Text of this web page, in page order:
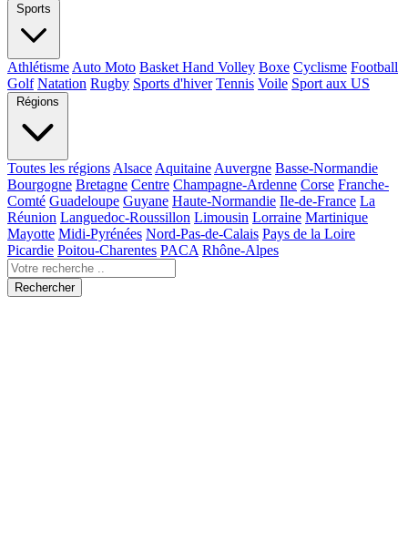
Sports
Athlétisme Auto Moto Basket Hand Volley Boxe Cyclisme Football
Golf Natation Rugby Sports d'hiver Tennis Voile Sport aux US
Régions
Toutes les régions Alsace Aquitaine Auvergne Basse-Normandie
Bourgogne Bretagne Centre Champagne-Ardenne Corse Franche-
Comté Guadeloupe Guyane Haute-Normandie Ile-de-France La
Réunion Languedoc-Roussillon Limousin Lorraine Martinique
Mayotte Midi-Pyrénées Nord-Pas-de-Calais Pays de la Loire
Picardie Poitou-Charentes PACA Rhône-Alpes
Rechercher